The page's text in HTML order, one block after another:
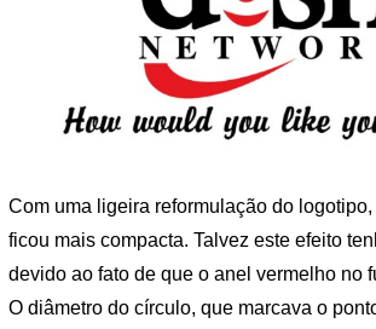
Com uma ligeira reformulação do logotipo,
ficou mais compacta. Talvez este efeito
devido ao fato de que o anel vermelho no
O diâmetro do círculo, que marcava o